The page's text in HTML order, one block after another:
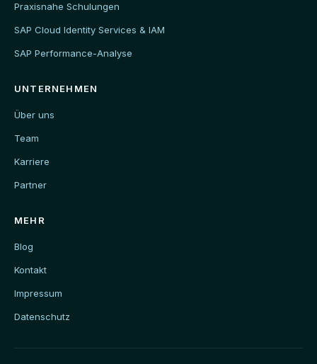
Praxisnahe Schulungen
SAP Cloud Identity Services & IAM
SAP Performance-Analyse
UNTERNEHMEN
Über uns
Team
Karriere
Partner
MEHR
Blog
Kontakt
Impressum
Datenschutz